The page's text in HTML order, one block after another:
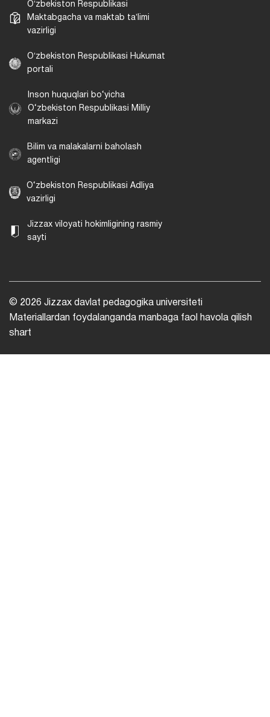
Oʻzbekiston Respublikasi
Maktabgacha va maktab taʼlimi
vazirligi
Oʻzbekiston Respublikasi Hukumat
portali
Inson huquqlari bo‘yicha
O‘zbekiston Respublikasi Milliy
markazi
Bilim va malakalarni baholash
agentligi
O‘zbekiston Respublikasi Adliya
vazirligi
Jizzax viloyati hokimligining rasmiy
sayti
© 2026 Jizzax davlat pedagogika universiteti
Materiallardan foydalanganda manbaga faol havola qilish
shart